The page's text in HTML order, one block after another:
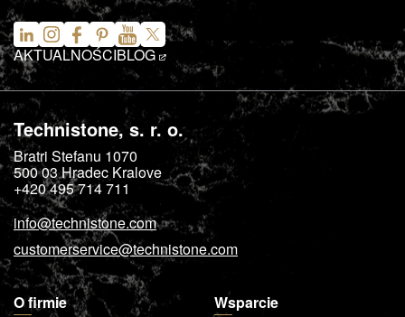
AKTUALNOŚCIBLOG
Technistone, s. r. o.
Bratri Stefanu 1070
500 03Hradec Kralove
+420 495 714 711
info@technistone.com
customerservice@technistone.com
O firmie Wsparcie